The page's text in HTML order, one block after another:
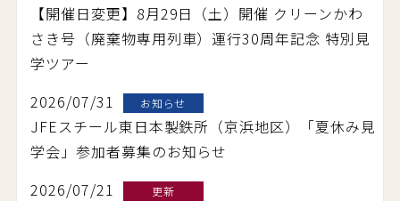
【開催日変更】8月29日（土）開催 クリーンかわ
さき号（廃棄物専用列車）運行30周年記念 特別見
学ツアー
2026/07/31
お知らせ
JFEスチール東日本製鉄所（京浜地区）「夏休み見
学会」参加者募集のお知らせ
2026/07/21
更新